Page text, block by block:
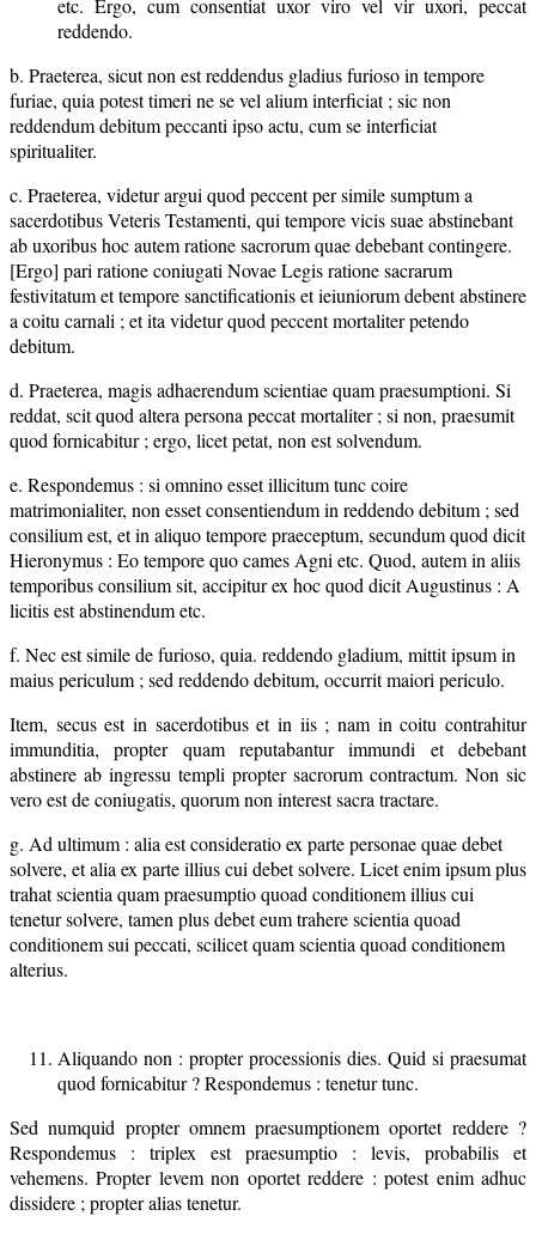
etc. Ergo, cum consentiat uxor viro vel vir uxori, peccat
reddendo.
b. Praeterea, sicut non est reddendus gladius furioso in tempore
furiae, quia potest timeri ne se vel alium interficiat ; sic non
reddendum debitum peccanti ipso actu, cum se interficiat
spiritualiter.
c. Praeterea, videtur argui quod peccent per simile sumptum a
sacerdotibus Veteris Testamenti, qui tempore vicis suae abstinebant
ab uxoribus hoc autem ratione sacrorum quae debebant contingere.
[Ergo] pari ratione coniugati Novae Legis ratione sacrarum
festivitatum et tempore sanctificationis et ieiuniorum debent abstinere
a coitu carnali ; et ita videtur quod peccent mortaliter petendo
debitum.
d. Praeterea, magis adhaerendum scientiae quam praesumptioni. Si
reddat, scit quod altera persona peccat mortaliter ; si non, praesumit
quod fornicabitur ; ergo, licet petat, non est solvendum.
e. Respondemus : si omnino esset illicitum tunc coire
matrimonialiter, non esset consentiendum in reddendo debitum ; sed
consilium est, et in aliquo tempore praeceptum, secundum quod dicit
Hieronymus : Eo tempore quo cames Agni etc. Quod, autem in aliis
temporibus consilium sit, accipitur ex hoc quod dicit Augustinus : A
licitis est abstinendum etc.
f. Nec est simile de furioso, quia. reddendo gladium, mittit ipsum in
maius periculum ; sed reddendo debitum, occurrit maiori periculo.
Item, secus est in sacerdotibus et in iis ; nam in coitu contrahitur
immunditia, propter quam reputabantur immundi et debebant
abstinere ab ingressu templi propter sacrorum contractum. Non sic
vero est de coniugatis, quorum non interest sacra tractare.
g. Ad ultimum : alia est consideratio ex parte personae quae debet
solvere, et alia ex parte illius cui debet solvere. Licet enim ipsum plus
trahat scientia quam praesumptio quoad conditionem illius cui
tenetur solvere, tamen plus debet eum trahere scientia quoad
conditionem sui peccati, scilicet quam scientia quoad conditionem
alterius.
Aliquando non : propter processionis dies. Quid si praesumat
quod fornicabitur ? Respondemus : tenetur tunc.
Sed numquid propter omnem praesumptionem oportet reddere ?
Respondemus : triplex est praesumptio : levis, probabilis et
vehemens. Propter levem non oportet reddere : potest enim adhuc
dissidere ; propter alias tenetur.